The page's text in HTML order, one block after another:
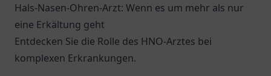
Hals-Nasen-Ohren-Arzt: Wenn es um mehr als nur
eine Erkältung geht
Entdecken Sie die Rolle des HNO-Arztes bei
komplexen Erkrankungen.